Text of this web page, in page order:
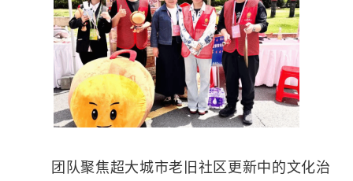
团队聚焦超大城市老旧社区更新中的文化治